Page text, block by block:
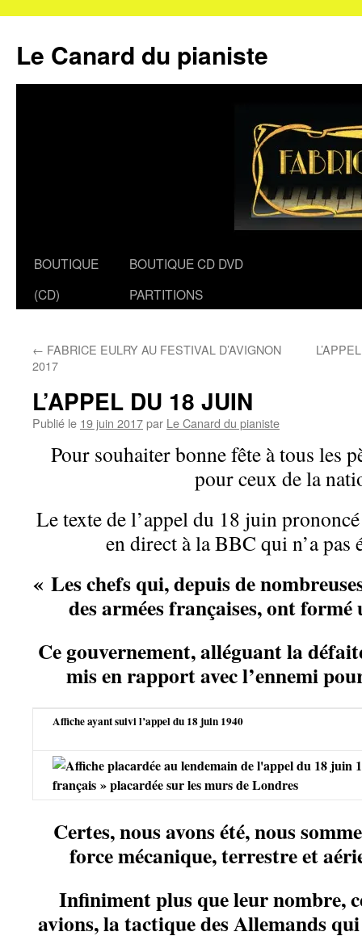
Le Canard du pianiste
Aller
BOUTIQUE
(CD)
BOUTIQUE CD DVD
PARTITIONS
← FABRICE EULRY AU FESTIVAL D’AVIGNON
2017
L’APPEL DU 18 JUIN
Publié le 19 juin 2017par Le Canard du pianiste
Pour souhaiter bonne fête à tous les
pour ceux de la
Le texte de l’appel du 18 juin
en direct à la BBC qui n’a pas
« Les chefs qui, depuis de
des armées françaises, ont
Ce gouvernement, alléguant la
mis en rapport avec l’ennemi
Affiche ayant suivi l’appel du 18 juin 1940
français » placardée sur les murs de Londres
Certes, nous avons été, nous
force mécanique, terrestre et
Infiniment plus que leur nombre,
avions, la tactique des Allemands